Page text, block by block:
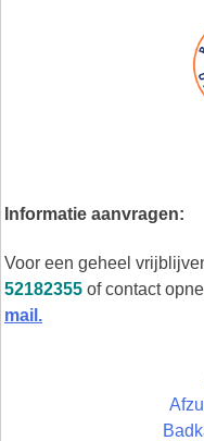
Informatie aanvragen:
Voor een geheel
52182355 of contact
mail.